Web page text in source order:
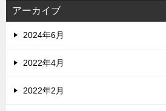
アーカイブ
2024年6月
2022年4月
2022年2月